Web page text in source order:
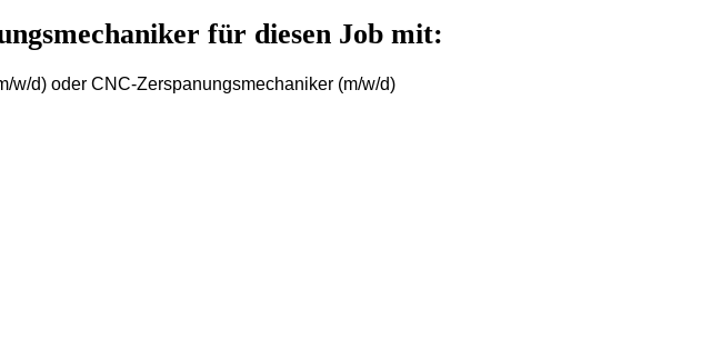
für diesen Job mit:
w/d) oder CNC-Zerspanungsmechaniker (m/w/d)